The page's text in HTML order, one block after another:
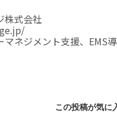
株式会社
ネジメント支援、EMS
この投稿が気に